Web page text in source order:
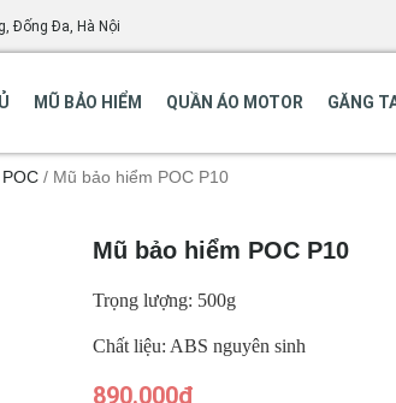
Đống Đa, Hà Nội
MŨ BẢO HIỂM QUẦN ÁO MOTOR GĂNG
/ Mũ bảo hiểm POC P10
Mũ bảo hiểm POC P10
Trọng lượng: 500g
Chất liệu: ABS nguyên sinh
890.000₫